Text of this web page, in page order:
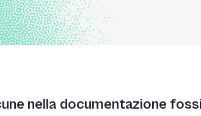
nella documentazione